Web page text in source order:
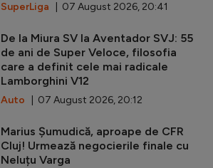
SuperLiga | 07 August 2026, 20:41
De la Miura SV la Aventador SVJ: 55
de ani de Super Veloce, filosofia
care a definit cele mai radicale
Lamborghini V12
Auto | 07 August 2026, 20:12
Marius Șumudică, aproape de CFR
Cluj! Urmează negocierile finale cu
Neluțu Varga